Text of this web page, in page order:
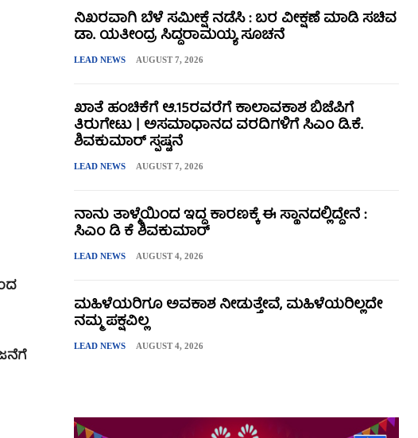
ನಿಖರವಾಗಿ ಬೆಳೆ ಸಮೀಕ್ಷೆ ನಡೆಸಿ : ಬರ ವೀಕ್ಷಣೆ ಮಾಡಿ ಸಚಿವ
ಡಾ. ಯತೀಂದ್ರ ಸಿದ್ದರಾಮಯ್ಯ ಸೂಚನೆ
LEAD NEWS AUGUST 7, 2026
ಖಾತೆ ಹಂಚಿಕೆಗೆ ಆ.15ರವರೆಗೆ ಕಾಲಾವಕಾಶ ಬಿಜೆಪಿಗೆ
ತಿರುಗೇಟು | ಅಸಮಾಧಾನದ ವರದಿಗಳಿಗೆ ಸಿಎಂ ಡಿ.ಕೆ.
ಶಿವಕುಮಾರ್ ಸ್ಪಷ್ಟನೆ
LEAD NEWS AUGUST 7, 2026
ನಾನು ತಾಳ್ಮೆಯಿಂದ ಇದ್ದ ಕಾರಣಕ್ಕೆ ಈ ಸ್ಥಾನದಲ್ಲಿದ್ದೇನೆ :
ಸಿಎಂ ಡಿ ಕೆ ಶಿವಕುಮಾರ್
LEAD NEWS AUGUST 4, 2026
ಮಹಿಳೆಯರಿಗೂ ಅವಕಾಶ ನೀಡುತ್ತೇವೆ, ಮಹಿಳೆಯರಿಲ್ಲದೇ
ನಮ್ಮ ಪಕ್ಷವಿಲ್ಲ
LEAD NEWS AUGUST 4, 2026